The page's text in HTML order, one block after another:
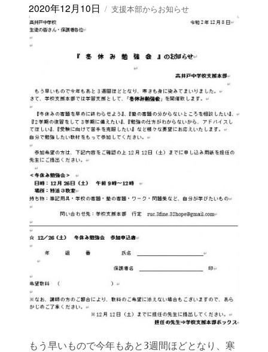
投
稿
日:
2020年12月10日
カ
ー
支援本部からお知らせ
もう早いもので今年もあと3週間ほどとなり、寒